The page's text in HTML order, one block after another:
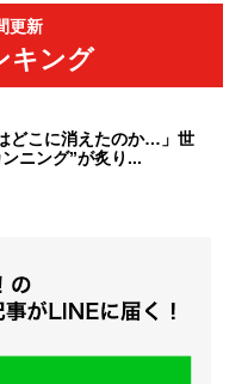
更新
キング
どこに消えたのか…」世
ニング”が炙り...